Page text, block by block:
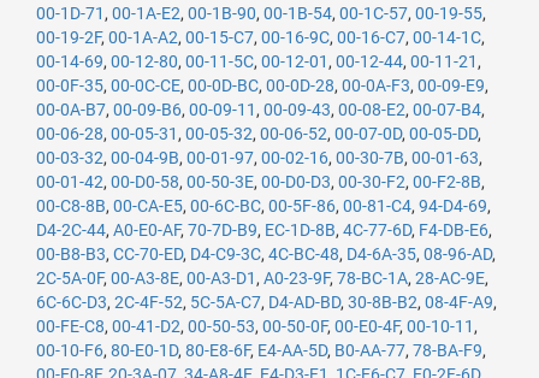
00-1D-71 , 00-1A-E2, 00-1B-90, 00-1B-54, 00-1C-57, 00-19-55,
00-19-2F, 00-1A-A2, 00-15-C7, 00-16-9C, 00-16-C7, 00-14-1C,
00-14-69, 00-12-80, 00-11-5C, 00-12-01 , 00-12-44, 00-11-21 ,
00-0F-35, 00-0C-CE, 00-0D-BC, 00-0D-28, 00-0A-F3, 00-09-E9,
00-0A-B7, 00-09-B6, 00-09-11 , 00-09-43, 00-08-E2, 00-07-B4,
00-06-28, 00-05-31 , 00-05-32, 00-06-52, 00-07-0D, 00-05-DD,
00-03-32, 00-04-9B, 00-01-97, 00-02-16, 00-30-7B, 00-01-63,
00-01-42, 00-D0-58, 00-50-3E, 00-D0-D3, 00-30-F2, 00-F2-8B,
00-C8-8B, 00-CA-E5, 00-6C-BC, 00-5F-86, 00-81-C4, 94-D4-69,
D4-2C-44, A0-E0-AF, 70-7D-B9, EC-1D-8B, 4C-77-6D, F4-DB-E6,
00-B8-B3, CC-70-ED, D4-C9-3C, 4C-BC-48, D4-6A-35, 08-96-AD,
2C-5A-0F, 00-A3-8E, 00-A3-D1 , A0-23-9F, 78-BC-1A, 28-AC-9E,
6C-6C-D3, 2C-4F-52, 5C-5A-C7, D4-AD-BD, 30-8B-B2, 08-4F-A9,
00-FE-C8, 00-41-D2, 00-50-53, 00-50-0F, 00-E0-4F, 00-10-11 ,
00-10-F6, 80-E0-1D, 80-E8-6F, E4-AA-5D, B0-AA-77, 78-BA-F9,